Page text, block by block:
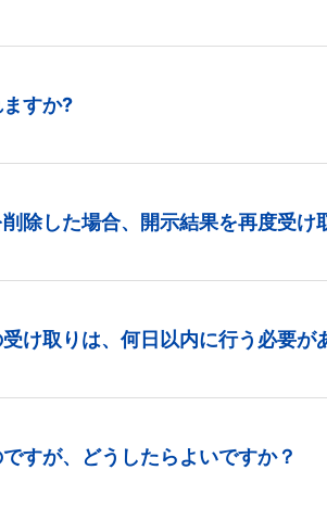
すか?
除した場合、開示結果を再度受け
け取りは、何日以内に行う必要が
すが、どうしたらよいですか？